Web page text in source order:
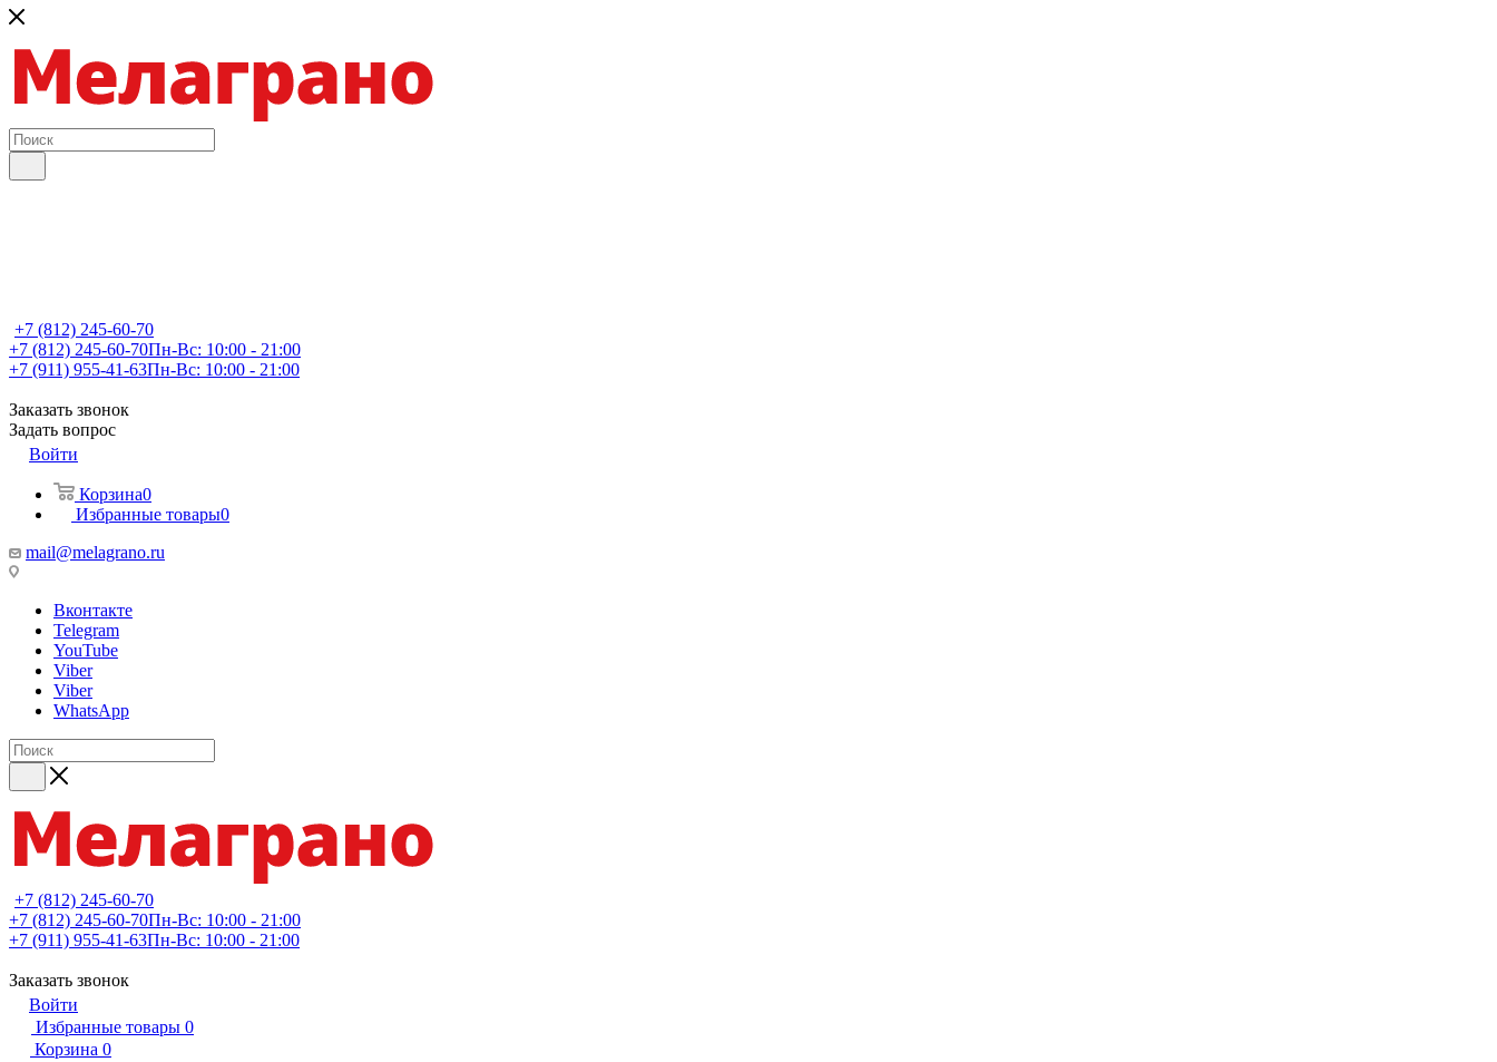
+7 (812) 245-60-70
+7 (812) 245-60-70Пн-Вс: 10:00 - 21:00
+7 (911) 955-41-63Пн-Вс: 10:00 - 21:00
Заказать звонок
Задать вопрос
Войти
Корзина0
Избранные товары0
mail@melagrano.ru
Вконтакте
Telegram
YouTube
Viber
Viber
WhatsApp
+7 (812) 245-60-70
+7 (812) 245-60-70Пн-Вс: 10:00 - 21:00
+7 (911) 955-41-63Пн-Вс: 10:00 - 21:00
Заказать звонок
Войти
Избранные товары 0
Корзина 0